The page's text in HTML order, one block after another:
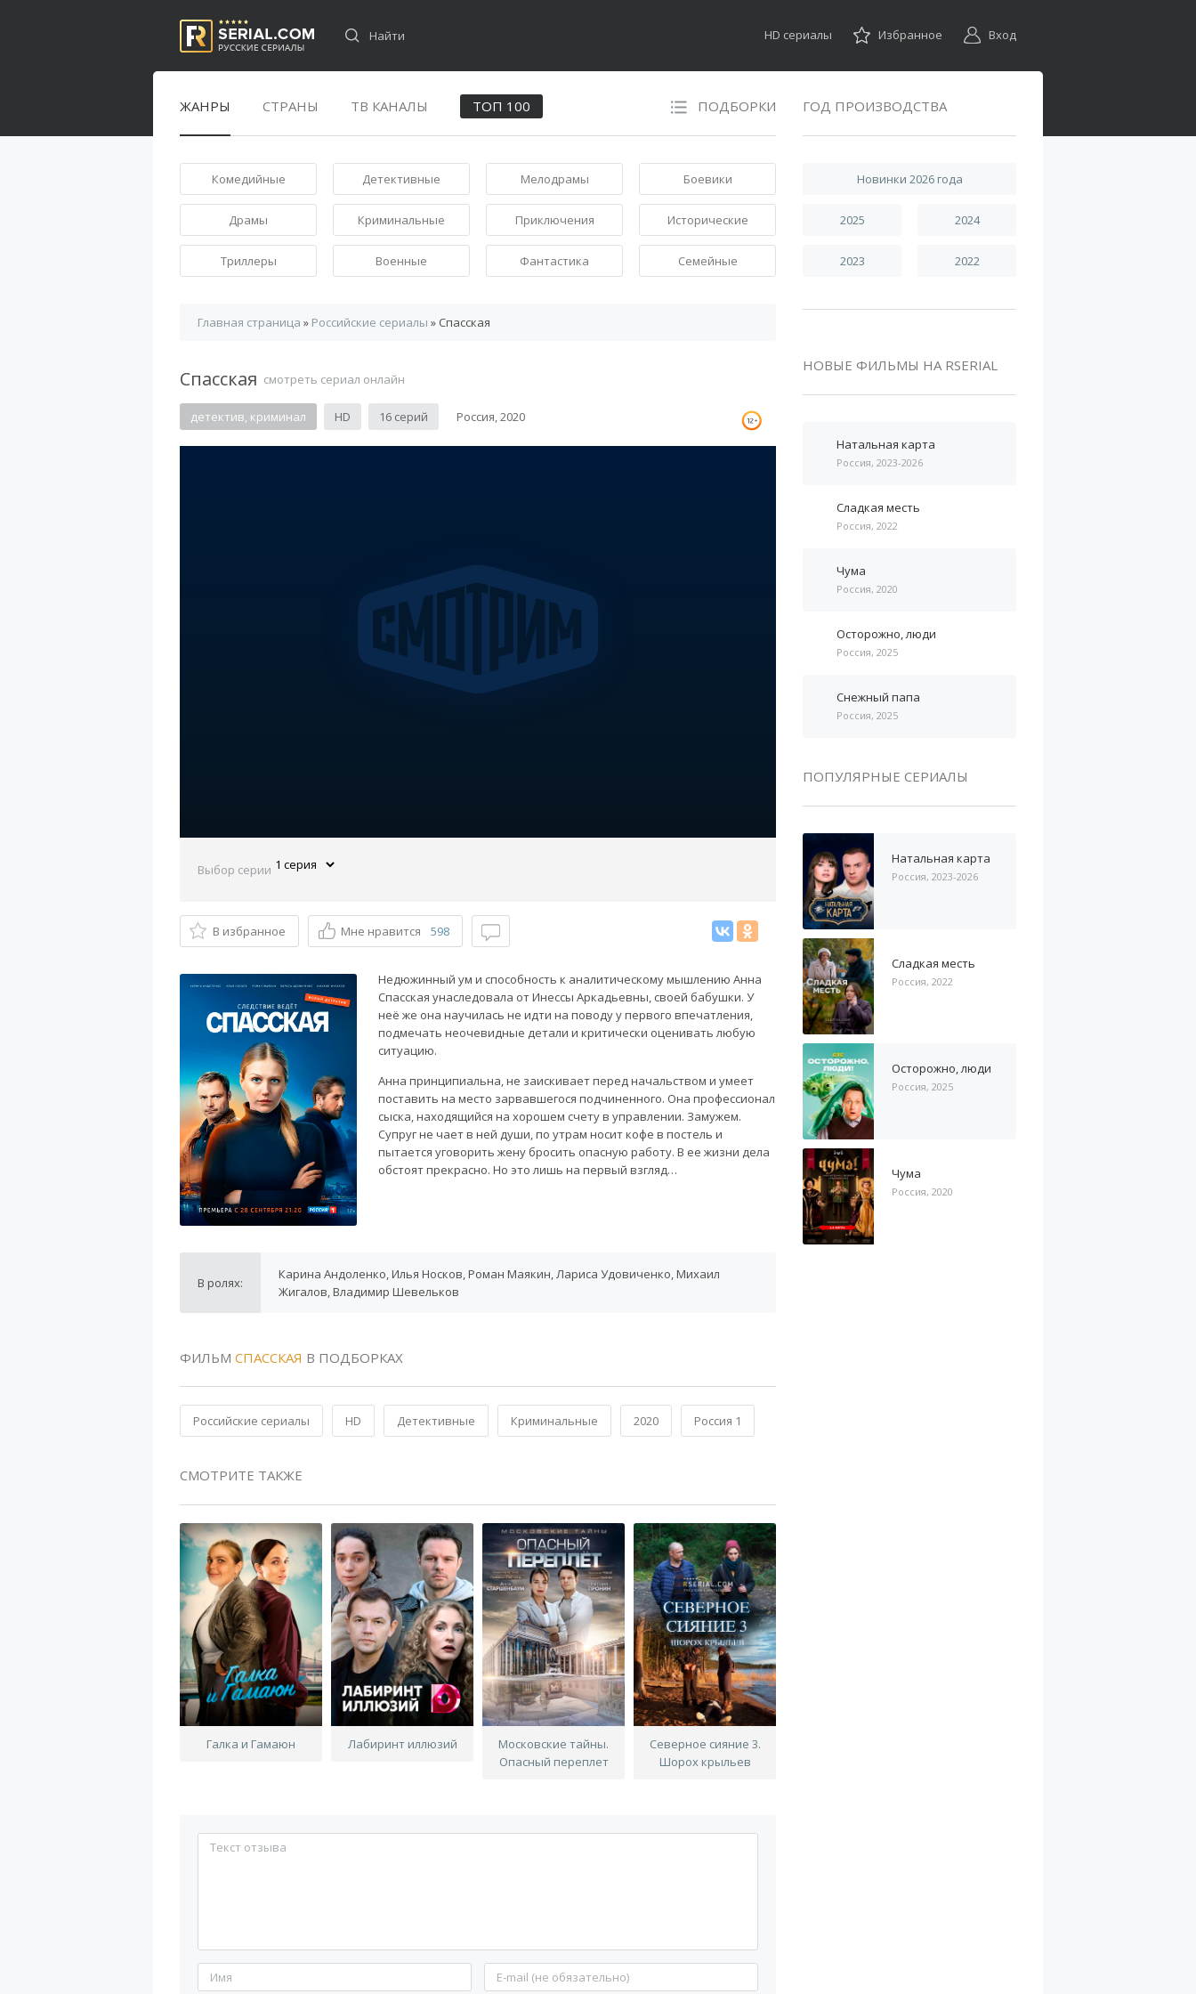
HD сериалы Избранное Вход
ЖАНРЫ СТРАНЫ ТВ КАНАЛЫ ПОДБОРКИ
ТОП 100
Комедийные Детективные Мелодрамы Боевики
Драмы Криминальные Приключения Исторические
Триллеры Военные Фантастика Семейные
Главная страница » Российские сериалы » Спасская
Спасская смотреть сериал онлайн
детектив, криминал HD 16 серий Россия, 2020
Выбор серии
В избранное Мне нравится 598
Недюжинный ум и способность к аналитическому мышлению Анна
Спасская унаследовала от Инессы Аркадьевны, своей бабушки. У
неё же она научилась не идти на поводу у первого впечатления,
подмечать неочевидные детали и критически оценивать любую
ситуацию.
Анна принципиальна, не заискивает перед начальством и умеет
поставить на место зарвавшегося подчиненного. Она профессионал
сыска, находящийся на хорошем счету в управлении. Замужем.
Супруг не чает в ней души, по утрам носит кофе в постель и
пытается уговорить жену бросить опасную работу. В ее жизни дела
обстоят прекрасно. Но это лишь на первый взгляд…
В ролях:
Карина Андоленко, Илья Носков, Роман Маякин, Лариса Удовиченко, Михаил
Жигалов, Владимир Шевельков
ФИЛЬМ СПАССКАЯ В ПОДБОРКАХ
Российские сериалы HD Детективные Криминальные 2020 Россия 1
СМОТРИТЕ ТАКЖЕ
Галка и Гамаюн Лабиринт иллюзий
Московские тайны.
Опасный переплет
Северное сияние 3.
Шорох крыльев
ГОД ПРОИЗВОДСТВА
Новинки 2026 года
2025 2024
2023 2022
НОВЫЕ ФИЛЬМЫ НА RSERIAL
Натальная карта
Россия, 2023-2026
Сладкая месть
Россия, 2022
Чума
Россия, 2020
Осторожно, люди
Россия, 2025
Снежный папа
Россия, 2025
ПОПУЛЯРНЫЕ СЕРИАЛЫ
Натальная карта
Россия, 2023-2026
Сладкая месть
Россия, 2022
Осторожно, люди
Россия, 2025
Чума
Россия, 2020